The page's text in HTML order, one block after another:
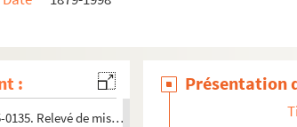
:
0405 à 4-TFS-015-0407. Relevés de mise en scène. 1
Relevé de mise en scène. 2
Présentation